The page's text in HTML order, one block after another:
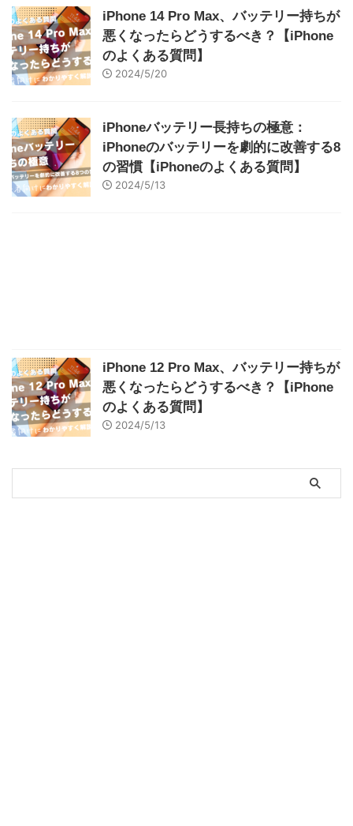
iPhone 14 Pro Max、バッテリー持ちが
悪くなったらどうするべき？【iPhone
のよくある質問】
2024/5/20
iPhoneバッテリー長持ちの極意：
iPhoneのバッテリーを劇的に改善する8
の習慣【iPhoneのよくある質問】
2024/5/13
iPhone 12 Pro Max、バッテリー持ちが
悪くなったらどうするべき？【iPhone
のよくある質問】
2024/5/13